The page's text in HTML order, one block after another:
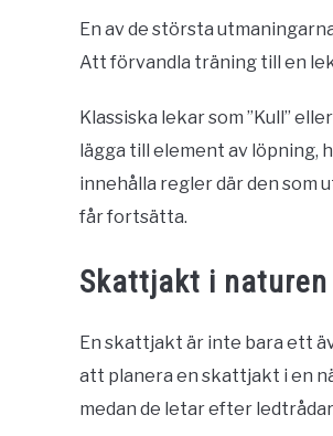
En av de största
Att förvandla träning till en
Klassiska lekar som ”Kull”
lägga till element av löpning,
innehålla regler där den som
får fortsätta.
Skattjakt i naturen
En skattjakt är inte bara ett
att planera en skattjakt i en
medan de letar efter